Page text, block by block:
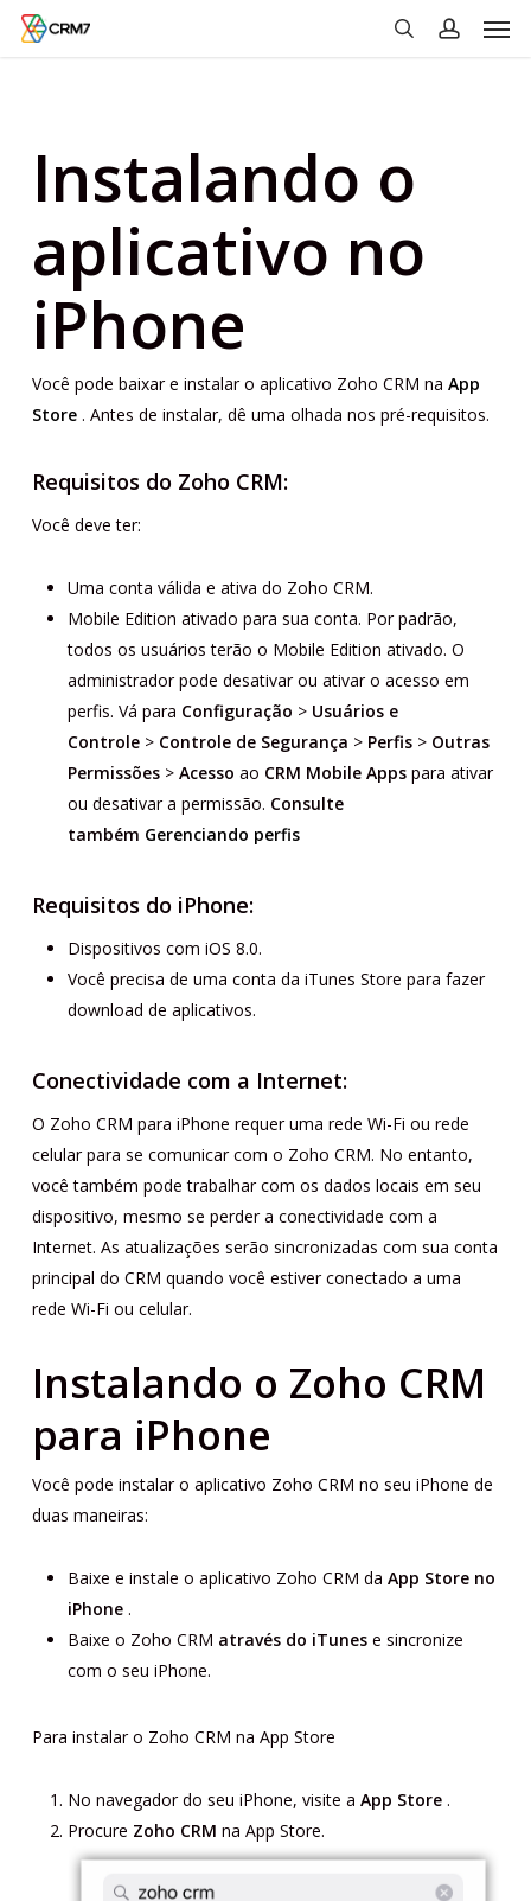
Skip
Instalando o
aplicativo no
iPhone
Você pode baixar e instalar o aplicativo Zoho CRM na App
Store. Antes de instalar, dê uma olhada nos pré-requisitos.
Requisitos do Zoho CRM:
Você deve ter:
Uma conta válida e ativa do Zoho CRM.
Mobile Edition ativado para sua conta. Por padrão,
todos os usuários terão o Mobile Edition ativado. O
administrador pode desativar ou ativar o acesso em
perfis. Vá para Configuração > Usuários e
Controle> Controle de Segurança > Perfis> Outras
Permissões> Acesso ao CRM Mobile Appspara ativar
ou desativar a permissão. Consulte
também Gerenciando perfis
Requisitos do iPhone:
Dispositivos com iOS 8.0.
Você precisa de uma conta da iTunes Store para fazer
download de aplicativos.
Conectividade com a Internet:
O Zoho CRM para iPhone requer uma rede Wi-Fi ou rede
celular para se comunicar com o Zoho CRM. No entanto,
você também pode trabalhar com os dados locais em seu
dispositivo, mesmo se perder a conectividade com a
Internet. As atualizações serão sincronizadas com sua conta
principal do CRM quando você estiver conectado a uma
rede Wi-Fi ou celular.
Instalando o Zoho CRM
para iPhone
Você pode instalar o aplicativo Zoho CRM no seu iPhone de
duas maneiras:
Baixe e instale o aplicativo Zoho CRM da App Store no
iPhone.
Baixe o Zoho CRM através do iTunese sincronize
com o seu iPhone.
Para instalar o Zoho CRM na App Store
No navegador do seu iPhone, visite a App Store.
Procure Zoho CRM na App Store.